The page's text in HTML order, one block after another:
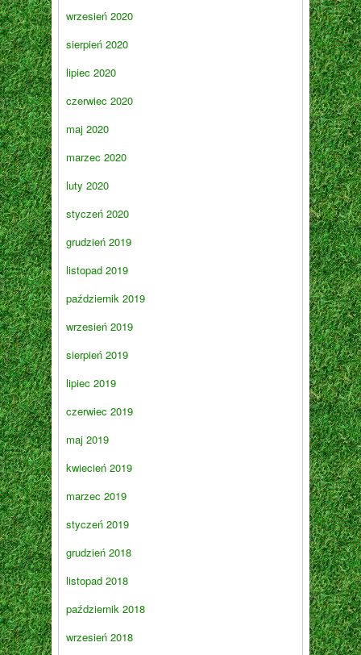
wrzesień 2020
sierpień 2020
lipiec 2020
czerwiec 2020
maj 2020
marzec 2020
luty 2020
styczeń 2020
grudzień 2019
listopad 2019
październik 2019
wrzesień 2019
sierpień 2019
lipiec 2019
czerwiec 2019
maj 2019
kwiecień 2019
marzec 2019
styczeń 2019
grudzień 2018
listopad 2018
październik 2018
wrzesień 2018